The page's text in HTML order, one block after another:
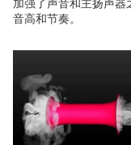
音高和节奏。